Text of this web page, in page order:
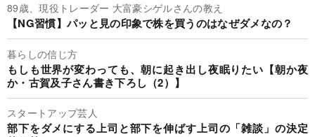
89歳、現役トレーダー 大富豪シゲルさんの教え
【NG習慣】パッと見の印象で株を買うのはなぜダメなの？
暮らしの信じ方
もしも世界が変わっても、朝に起き出し夜眠りたい【朝か夜
か・古賀及子さん書き下ろし（2）】
スタートアップ芸人
部下をダメにする上司と部下を伸ばす上司の「雑談」の決定